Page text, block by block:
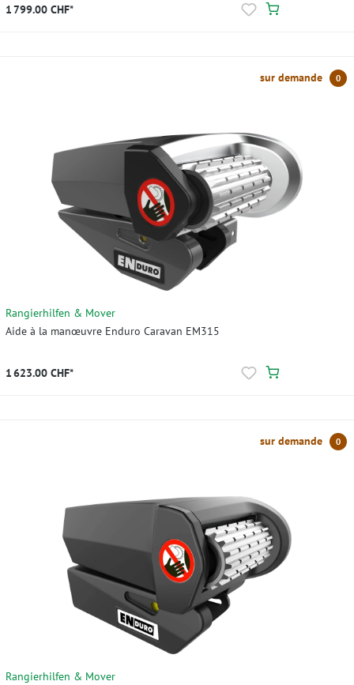
1 799.00 CHF*
sur demande 0
Rangierhilfen & Mover
Aide à la manœuvre Enduro Caravan EM315
1 623.00 CHF*
sur demande 0
Rangierhilfen & Mover